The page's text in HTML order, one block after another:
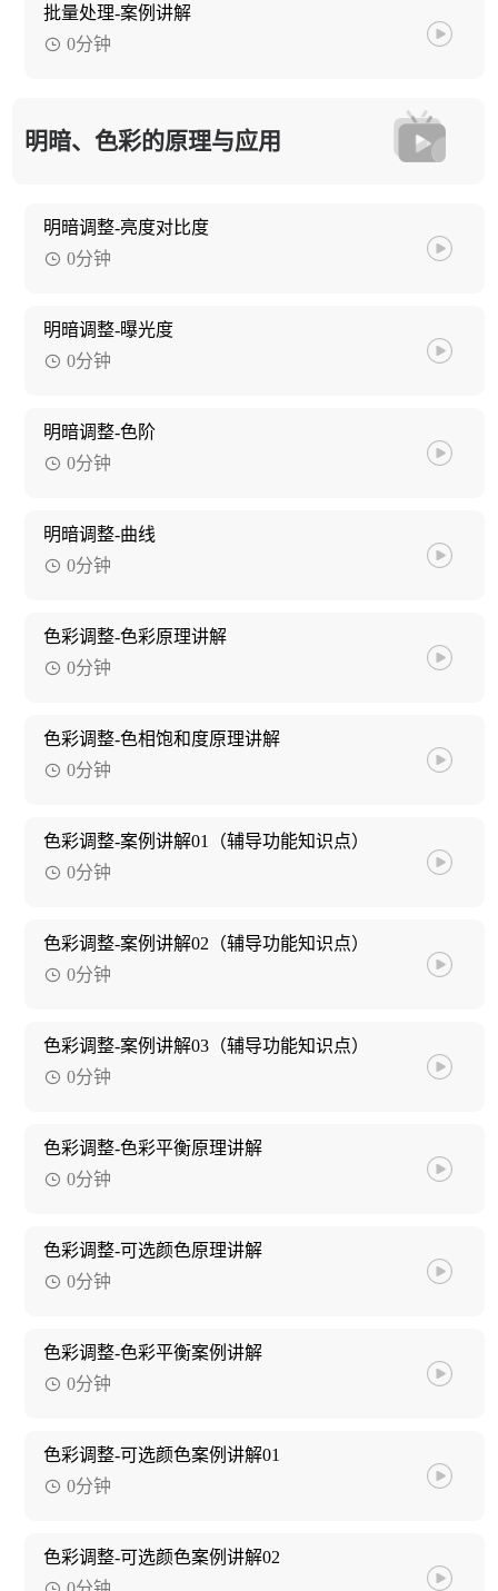
批量处理-案例讲解
0分钟
明暗、色彩的原理与应用
明暗调整-亮度对比度
0分钟
明暗调整-曝光度
0分钟
明暗调整-色阶
0分钟
明暗调整-曲线
0分钟
色彩调整-色彩原理讲解
0分钟
色彩调整-色相饱和度原理讲解
0分钟
色彩调整-案例讲解01（辅导功能知识点）
0分钟
色彩调整-案例讲解02（辅导功能知识点）
0分钟
色彩调整-案例讲解03（辅导功能知识点）
0分钟
色彩调整-色彩平衡原理讲解
0分钟
色彩调整-可选颜色原理讲解
0分钟
色彩调整-色彩平衡案例讲解
0分钟
色彩调整-可选颜色案例讲解01
0分钟
色彩调整-可选颜色案例讲解02